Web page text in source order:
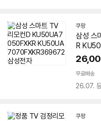
쿠팡
삼성 스
R
무료배송
26.07.
쿠팡